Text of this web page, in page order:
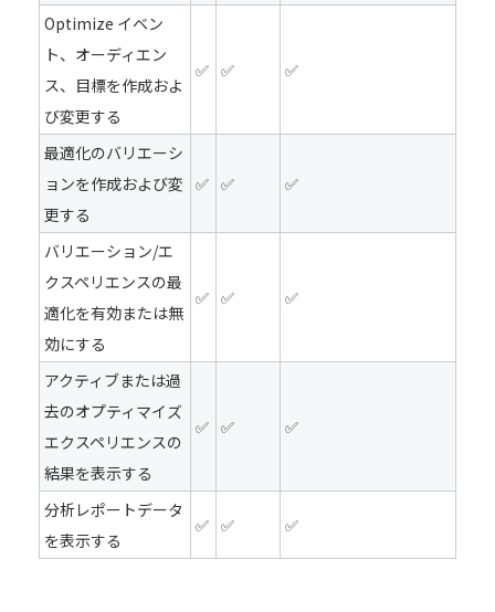
Optimize イベン
ト、オーディエン
ス、目標を作成およ
び変更する
✅ ✅ ✅
最適化のバリエーシ
ョンを作成および変
更する
✅ ✅ ✅
バリエーション/エ
クスペリエンスの最
適化を有効または無
効にする
✅ ✅ ✅
アクティブまたは過
去のオプティマイズ
エクスペリエンスの
結果を表示する
✅ ✅ ✅
分析レポートデータ
を表示する
✅ ✅ ✅